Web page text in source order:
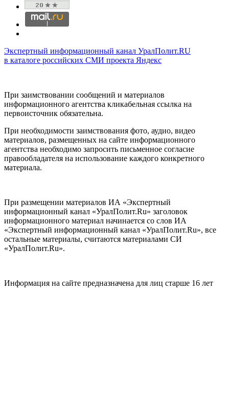
Экспертный информационный канал УралПолит.RU
в каталоге российских СМИ проекта Яндекс
При заимствовании сообщений и материалов
информационного агентства кликабельная ссылка на
первоисточник обязательна.
При необходимости заимствования фото, аудио, видео
материалов, размещенных на сайте информационного
агентства необходимо запросить письменное согласие
правообладателя на использование каждого конкретного
материала.
При размещении материалов ИА «Экспертный
информационный канал «УралПолит.Ru» заголовок
информационного материал начинается со слов ИА
«Экспертный информационный канал «УралПолит.Ru», все
остальные материалы, считаются материалами СИ
«УралПолит.Ru».
Информация на сайте предназначена для лиц старше 16 лет